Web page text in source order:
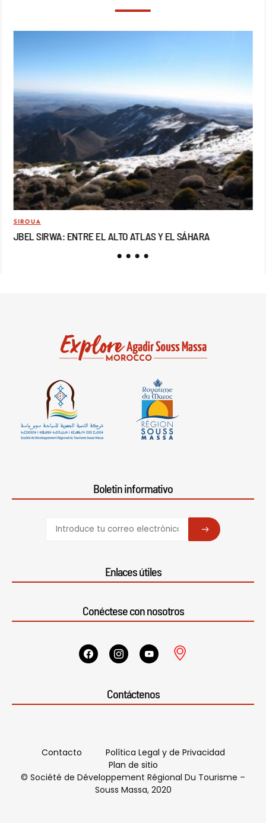
SIROUA
JBEL SIRWA: ENTRE EL ALTO ATLAS Y EL SÁHARA
Boletin informativo
SUBSCRIBE
Enlaces útiles
Conéctese con nosotros
Contáctenos
Contacto
Política Legal y de Privacidad
Plan de sitio
© Société de Développement Régional Du Tourisme –
Souss Massa, 2020